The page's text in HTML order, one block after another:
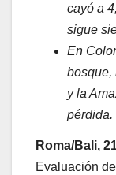
cayó a
sigue
En
bosque,
y la
pérdida.
Roma/Bali,
Evaluación